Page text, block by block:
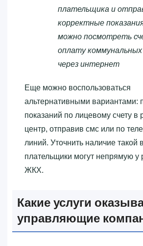
плательщика и
корректные
можно посмотреть
оплату коммунальных
через интернет
Еще можно воспользоваться
альтернативными вариантами:
показаний по лицевому счету в
центр, отправив смс или по
линий. Уточнить наличие такой
плательщики могут непрямую у
ЖКХ.
Какие услуги
управляющие